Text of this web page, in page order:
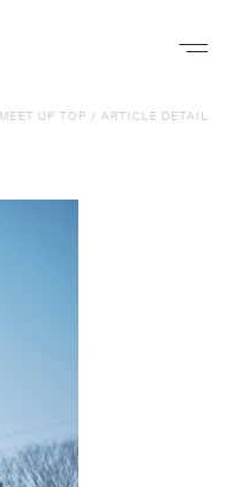
ナビゲ
MEET UP TOP / ARTICLE DETAIL